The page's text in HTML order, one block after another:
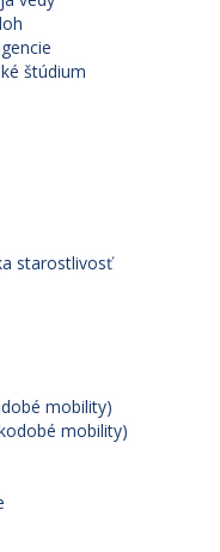
štúdium
starostlivosť
mobility)
mobility)